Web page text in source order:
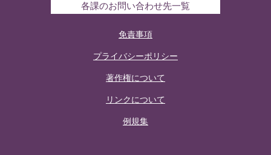
各課のお問い合わせ先一覧
免責事項
プライバシーポリシー
著作権について
リンクについて
例規集